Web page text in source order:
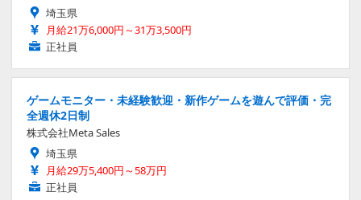
埼玉県
月給21万6,000円～31万3,500円
正社員
ゲームモニター・未経験歓迎・新作ゲームを遊んで評価・完
全週休2日制
株式会社Meta Sales
埼玉県
月給29万5,400円～58万円
正社員